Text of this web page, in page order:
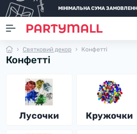
МІНІМАЛЬНА СУМА
Святковий декор Конфетті
Конфетті
Лусочки Кружочки